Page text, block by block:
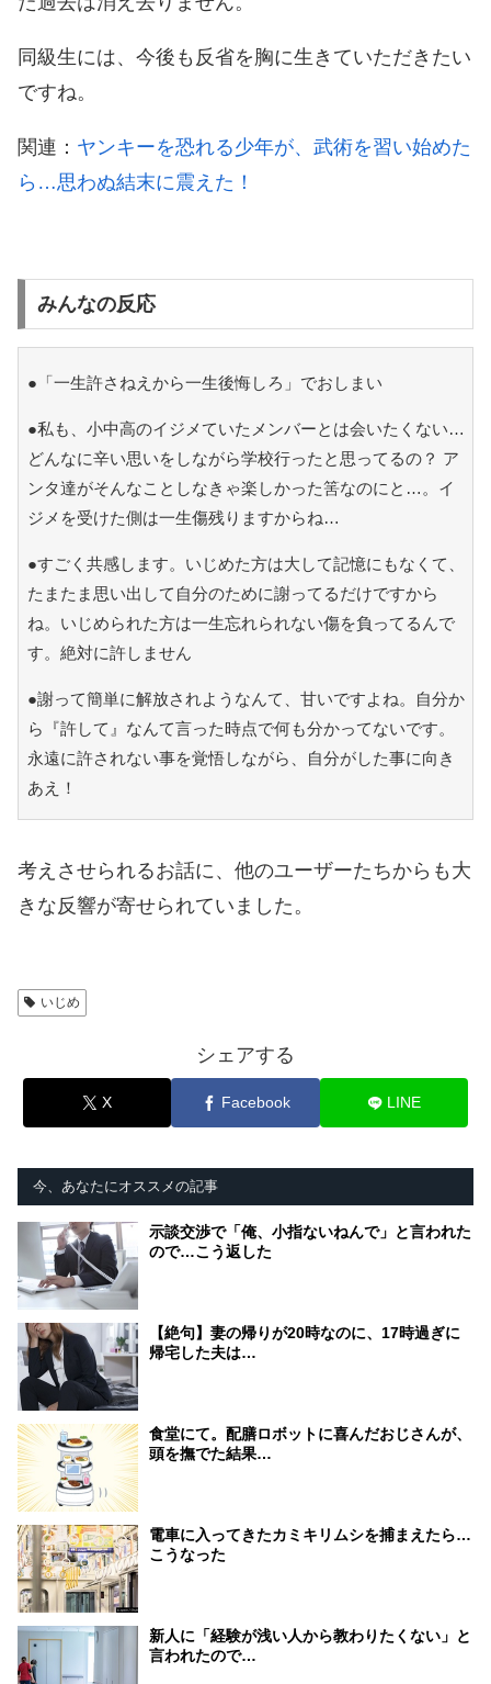
同級生には、今後も反省を胸に生きていただきたい
ですね。
関連： ヤンキーを恐れる少年が、武術を習い始めた
ら…思わぬ結末に震えた！
みんなの反応
●「一生許さねえから一生後悔しろ」でおしまい
●私も、小中高のイジメていたメンバーとは会いたくない…
どんなに辛い思いをしながら学校行ったと思ってるの？ ア
ンタ達がそんなことしなきゃ楽しかった筈なのにと…。イ
ジメを受けた側は一生傷残りますからね…
●すごく共感します。いじめた方は大して記憶にもなくて、
たまたま思い出して自分のために謝ってるだけですから
ね。いじめられた方は一生忘れられない傷を負ってるんで
す。絶対に許しません
●謝って簡単に解放されようなんて、甘いですよね。自分か
ら『許して』なんて言った時点で何も分かってないです。
永遠に許されない事を覚悟しながら、自分がした事に向き
あえ！
考えさせられるお話に、他のユーザーたちからも大
きな反響が寄せられていました。
いじめ
シェアする
X Facebook LINE
今、あなたにオススメの記事
示談交渉で「俺、小指ないねんで」と言われた
ので…こう返した
【絶句】妻の帰りが20時なのに、17時過ぎに
帰宅した夫は…
食堂にて。配膳ロボットに喜んだおじさんが、
頭を撫でた結果…
電車に入ってきたカミキリムシを捕まえたら…
こうなった
新人に「経験が浅い人から教わりたくない」と
言われたので…